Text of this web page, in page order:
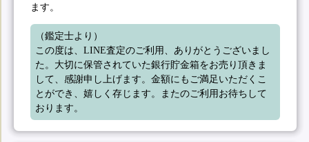
ます。
（鑑定士より）
この度は、LINE査定のご利用、ありがとうございまし
た。大切に保管されていた銀行貯金箱をお売り頂きま
して、感謝申し上げます。金額にもご満足いただくこ
とができ、嬉しく存じます。またのご利用お待ちして
おります。